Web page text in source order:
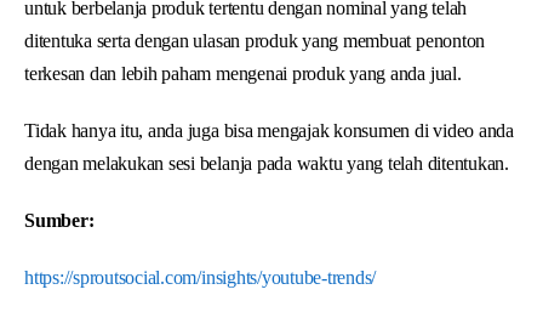
untuk berbelanja produk tertentu dengan nominal yang telah
ditentuka serta dengan ulasan produk yang membuat penonton
terkesan dan lebih paham mengenai produk yang anda jual.
Tidak hanya itu, anda juga bisa mengajak konsumen di video anda
dengan melakukan sesi belanja pada waktu yang telah ditentukan.
Sumber:
https://sproutsocial.com/insights/youtube-trends/